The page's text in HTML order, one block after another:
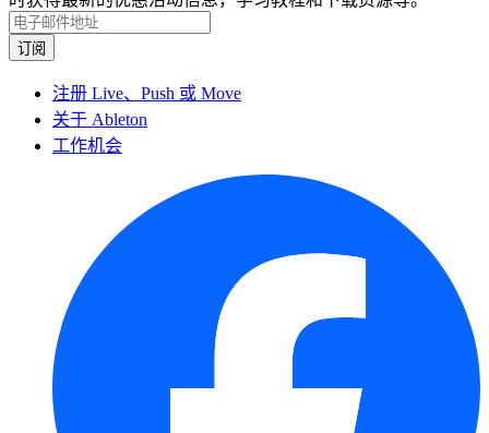
注册 Live、Push 或 Move
关于 Ableton
工作机会